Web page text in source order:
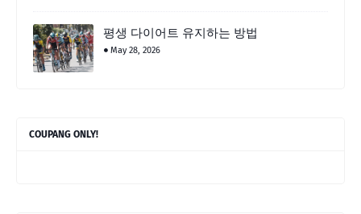
평생 다이어트 유지하는 방법
May 28, 2026
COUPANG ONLY!